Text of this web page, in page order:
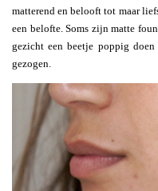
matterend en belooft tot maar
een belofte. Soms zijn matte
gezicht een beetje poppig
gezogen.